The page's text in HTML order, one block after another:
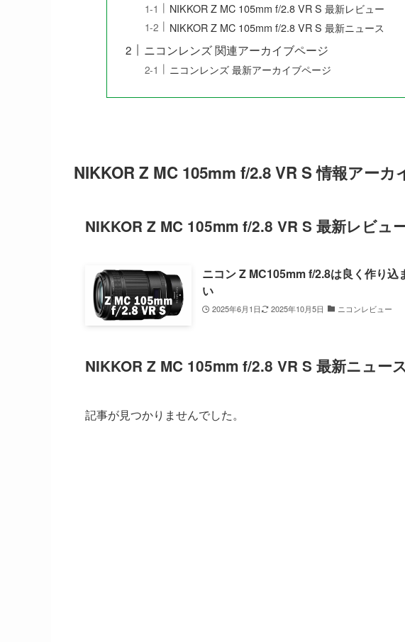
NIKKOR Z MC 105mm f/2.8 VR S 最新レビュー
NIKKOR Z MC 105mm f/2.8 VR S 最新ニュース
ニコンレンズ 関連アーカイブページ
ニコンレンズ 最新アーカイブページ
NIKKOR Z MC 105mm f/2.8 VR S 情報アーカ
NIKKOR Z MC 105mm f/2.8 VR S 最新レビュ
ニコン Z MC105mm f/2.8は良く作り
い
2025年6月1日 2025年10月5日 ニコンレビュー
NIKKOR Z MC 105mm f/2.8 VR S 最新ニュース
記事が見つかりませんでした。